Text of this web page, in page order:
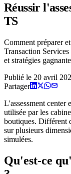
Réussir
TS
Comment préparer
Transaction
et stratégies
Publié le 20 avril
Partager
L'assessment center
utilisée par les
boutiques. Différent
sur plusieurs
simulées.
Qu'est-ce